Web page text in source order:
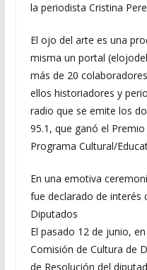
la periodista Cristina
El ojo del arte es una
misma un portal
más de 20
ellos historiadores y
radio que se emite los
95.1, que ganó el
Programa Cultural/
En una emotiva
fue declarado de interés
Diputados
El pasado 12 de junio,
Comisión de Cultura de
de Resolución del